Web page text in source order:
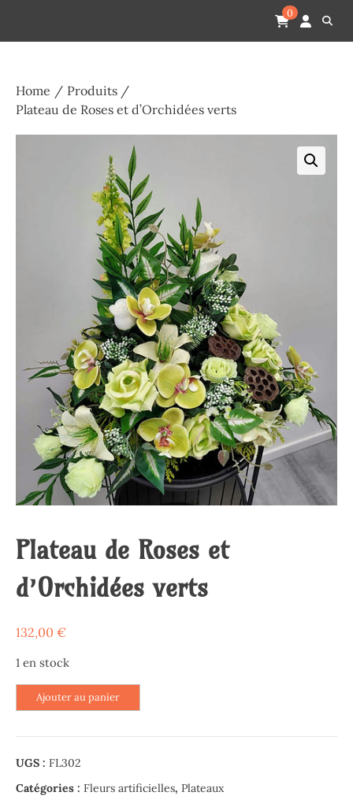
content
Espace Funéraire Michel Gardechaux
0
Home
Produits
Plateau de Roses et d’Orchidées verts
Plateau de Roses et
d’Orchidées verts
132,00 €
1 en stock
quantité
de
Roses
et
Ajouter au panier
UGS : FL302
Catégories : Fleurs artificielles, Plateaux